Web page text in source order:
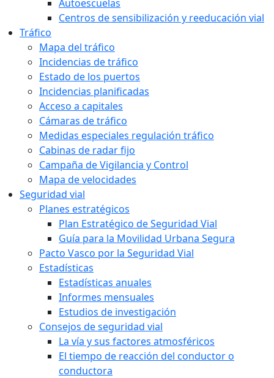
Autoescuelas
Centros de sensibilización y reeducación vial
Tráfico
Mapa del tráfico
Incidencias de tráfico
Estado de los puertos
Incidencias planificadas
Acceso a capitales
Cámaras de tráfico
Medidas especiales regulación tráfico
Cabinas de radar fijo
Campaña de Vigilancia y Control
Mapa de velocidades
Seguridad vial
Planes estratégicos
Plan Estratégico de Seguridad Vial
Guía para la Movilidad Urbana Segura
Pacto Vasco por la Seguridad Vial
Estadísticas
Estadísticas anuales
Informes mensuales
Estudios de investigación
Consejos de seguridad vial
La vía y sus factores atmosféricos
El tiempo de reacción del conductor o
conductora